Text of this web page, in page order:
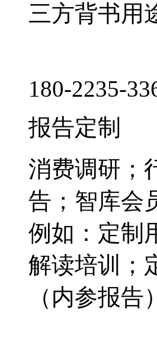
三方背书用
180-2235-
报告定制
消费调研；
告；智库会
例如：定制
解读培训；
（内参报告）